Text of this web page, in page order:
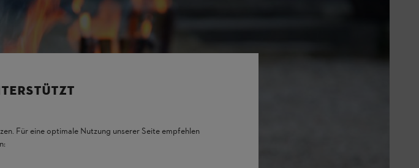
Für eine optimale Nutzung unserer Seite empfehlen